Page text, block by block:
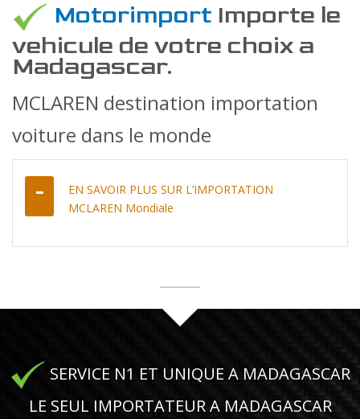
Motorimport Importe le
vehicule de votre choix a
Madagascar.
MCLAREN destination importation
voiture dans le monde
EN SAVOIR PLUS SUR L’IMPORTATION
MCLAREN Mondiale
SERVICE N1 ET UNIQUE A MADAGASCAR
LE SEUL IMPORTATEUR A MADAGASCAR